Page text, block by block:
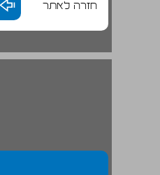
חזרה לאתר